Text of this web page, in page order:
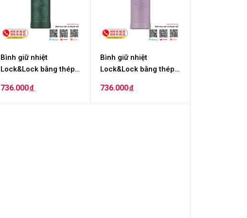
Bình giữ nhiệt
Lock&Lock bằng thép
Vietnam Edition 897ml
- Màu xanh lá cây
736.000đ
Bình giữ nhiệt
Lock&Lock bằng thép
Vietnam Edition 897ml
- Màu tím
736.000đ